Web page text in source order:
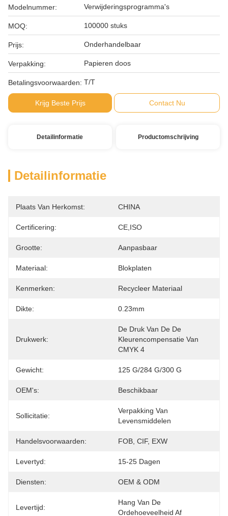
Modelnummer: Verwijderingsprogramma's
MOQ: 100000 stuks
Prijs: Onderhandelbaar
Verpakking: Papieren doos
Betalingsvoorwaarden: T/T
Krijg Beste Prijs Contact Nu
Detailinformatie Productomschrijving
Detailinformatie
Plaats Van Herkomst: CHINA
Certificering: CE,ISO
Grootte: Aanpasbaar
Materiaal: Blokplaten
Kenmerken: Recycleer Materiaal
Dikte: 0.23mm
Drukwerk:
De Druk Van De De
Kleurencompensatie Van
CMYK 4
Gewicht: 125 G/284 G/300 G
OEM's: Beschikbaar
Sollicitatie:
Verpakking Van
Levensmiddelen
Handelsvoorwaarden: FOB, CIF, EXW
Levertyd: 15-25 Dagen
Diensten: OEM & ODM
Levertijd:
Hang Van De
Ordehoeveelheid Af